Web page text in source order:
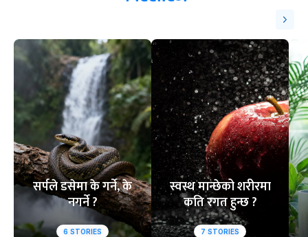
सर्पले डसेमा के गर्ने, के
नगर्ने ?
6 STORIES
स्वस्थ मान्छेको शरीरमा
कति रगत हुन्छ ?
7 STORIES